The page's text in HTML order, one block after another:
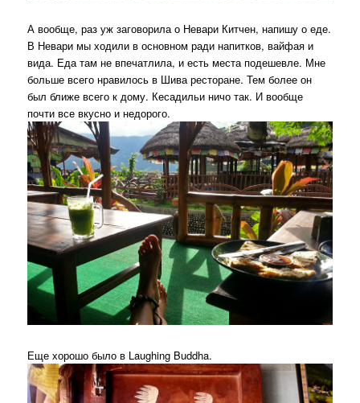
А вообще, раз уж заговорила о Невари Китчен, напишу о еде.
В Невари мы ходили в основном ради напитков, вайфая и
вида. Еда там не впечатлила, и есть места подешевле. Мне
больше всего нравилось в Шива ресторане. Тем более он
был ближе всего к дому. Кесадильи ничо так. И вообще
почти все вкусно и недорого.
Еще хорошо было в Laughing Buddha.